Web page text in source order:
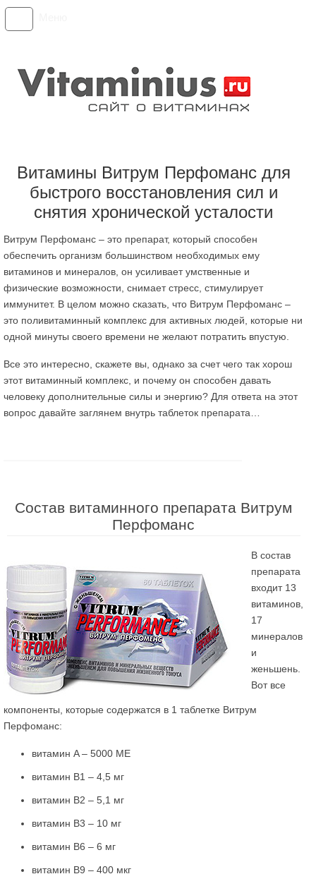
Витамины Витрум Перфоманс для
быстрого восстановления сил и
снятия хронической усталости
Витрум Перфоманс – это препарат, который способен
обеспечить организм большинством необходимых ему
витаминов и минералов, он усиливает умственные и
физические возможности, снимает стресс, стимулирует
иммунитет. В целом можно сказать, что Витрум Перфоманс –
это поливитаминный комплекс для активных людей, которые ни
одной минуты своего времени не желают потратить впустую.
Все это интересно, скажете вы, однако за счет чего так хорош
этот витаминный комплекс, и почему он способен давать
человеку дополнительные силы и энергию? Для ответа на этот
вопрос давайте заглянем внутрь таблеток препарата…
Состав витаминного препарата Витрум
Перфоманс
В состав
препарата
входит 13
витаминов,
17
минералов
и
женьшень.
Вот все
компоненты, которые содержатся в 1 таблетке Витрум
Перфоманс:
витамин A – 5000 МЕ
витамин B1 – 4,5 мг
витамин B2 – 5,1 мг
витамин В3 – 10 мг
витамин B6 – 6 мг
витамин В9 – 400 мкг